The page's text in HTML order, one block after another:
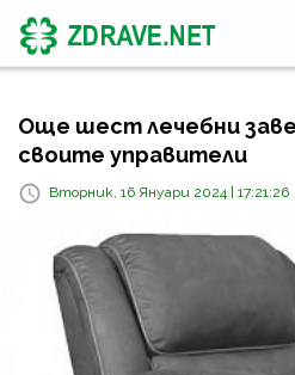
Още шест лечебни
своите управители
Вторник, 16 Януари 2024 | 17:21:26